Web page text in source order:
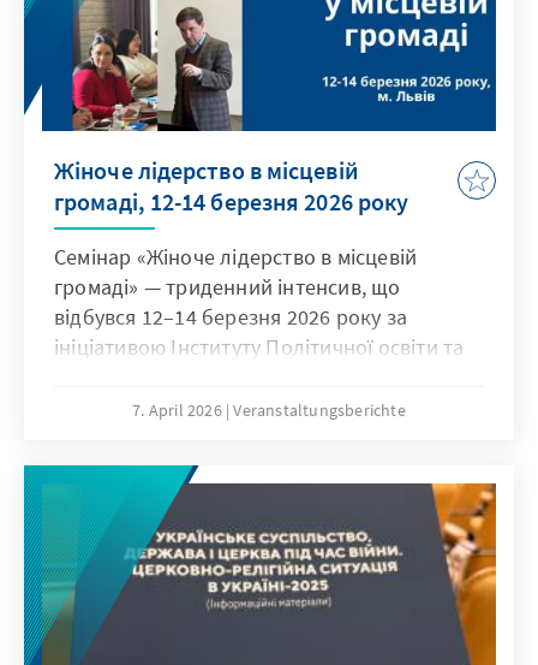
Жіноче лідерство в місцевій
громаді, 12-14 березня 2026 року
Семінар «Жіноче лідерство в місцевій
громаді» — триденний інтенсив, що
відбувся 12–14 березня 2026 року за
ініціативою Інституту Політичної освіти та
об'єднав 30 жінок-лідерок з різних регіонів
ключові теми для сучасної лідерки: від
роботи органів місцевого самоврядування в
умовах воєнного стану та антикорупційної
політики до побудови медійного образу,
ведення перемовин, залучення грантів і
навичок домедичної допомоги. Захід став
простором для відкритого діалогу, обміну
7. April 2026 Veranstaltungsberichte